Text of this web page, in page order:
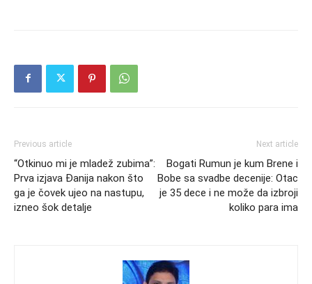
Previous article
“Otkinuo mi je mladež zubima”:
Prva izjava Đanija nakon što
ga je čovek ujeo na nastupu,
izneo šok detalje
Next article
Bogati Rumun je kum Brene i
Bobe sa svadbe decenije: Otac
je 35 dece i ne može da izbroji
koliko para ima